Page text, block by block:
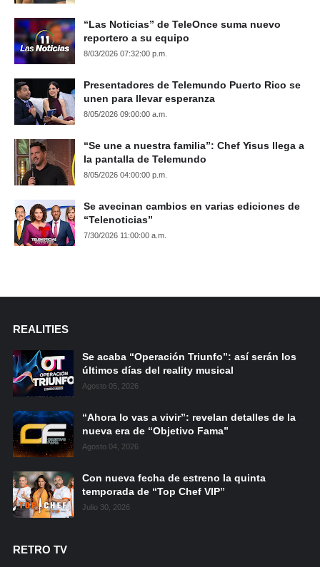
“Las Noticias” de TeleOnce suma nuevo
reportero a su equipo
8/03/2026 07:32:00 p.m.
Presentadores de Telemundo Puerto Rico se
unen para llevar esperanza
8/05/2026 09:00:00 a.m.
“Se une a nuestra familia”: Chef Yisus llega a
la pantalla de Telemundo
8/05/2026 04:00:00 p.m.
Se avecinan cambios en varias ediciones de
“Telenoticias”
7/30/2026 11:00:00 a.m.
REALITIES
Se acaba “Operación Triunfo”: así serán los
últimos días del reality musical
Agosto 05, 2026
“Ahora lo vas a vivir”: revelan detalles de la
nueva era de “Objetivo Fama”
Agosto 04, 2026
Con nueva fecha de estreno la quinta
temporada de “Top Chef VIP”
Julio 30, 2026
RETRO TV